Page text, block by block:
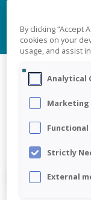
Efficiënt waar
Meer lezen
By clicking “Accept
cookies on your
usage, and assist
Analytical
Marketing
Functional
Strictly
External